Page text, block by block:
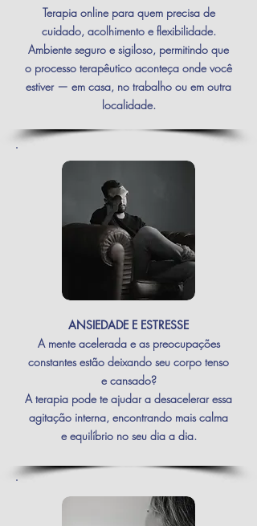
Terapia online para quem precisa de
cuidado, acolhimento e flexibilidade.
Ambiente seguro e sigiloso, permitindo que
o processo terapêutico aconteça onde você
estiver — em casa, no trabalho ou em outra
localidade.
ANSIEDADE E ESTRESSE
A mente acelerada e as preocupações
constantes estão deixando seu corpo tenso
e cansado?
A terapia pode te ajudar a desacelerar essa
agitação interna, encontrando mais calma
e equilíbrio no seu dia a dia.